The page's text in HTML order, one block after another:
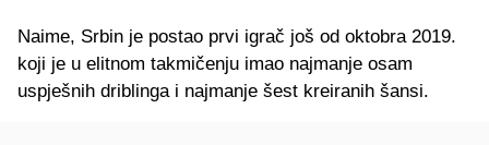
Naime, Srbin je postao prvi igrač još od oktobra 2019.
koji je u elitnom takmičenju imao najmanje osam
uspješnih driblinga i najmanje šest kreiranih šansi.